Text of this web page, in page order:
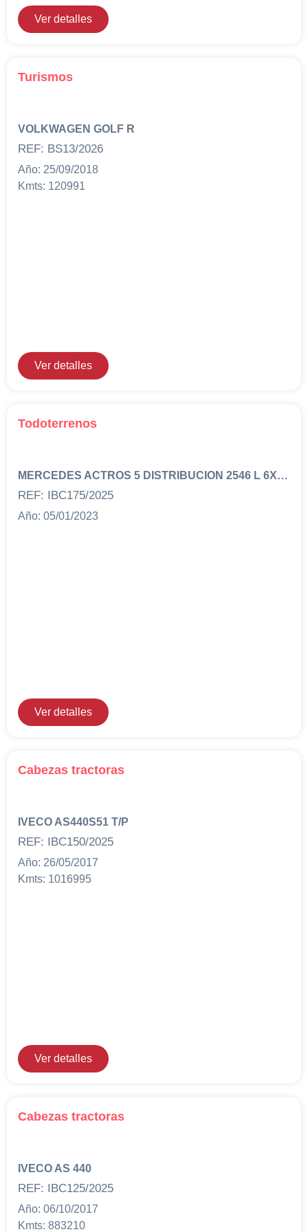
Ver detalles
Turismos
VOLKWAGEN GOLF R
REF: BS13/2026
Año: 25/09/2018
Kmts: 120991
Ver detalles
Todoterrenos
MERCEDES ACTROS 5 DISTRIBUCION 2546 L 6X2 CON CAJA FRIGORIFICA TD227075
REF: IBC175/2025
Año: 05/01/2023
Ver detalles
Cabezas tractoras
IVECO AS440S51 T/P
REF: IBC150/2025
Año: 26/05/2017
Kmts: 1016995
Ver detalles
Cabezas tractoras
IVECO AS 440
REF: IBC125/2025
Año: 06/10/2017
Kmts: 883210
Teléfono*
Sobre Merfinsa
Vehículos
Maquinaria Industrial